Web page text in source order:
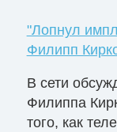
"Лопнул
Филипп
В сети
Филиппа
того, как